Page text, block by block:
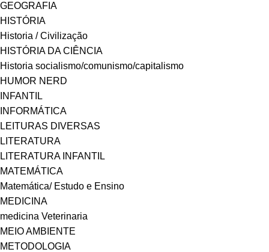
GEOGRAFIA
HISTÓRIA
Historia / Civilização
HISTÓRIA DA CIÊNCIA
Historia socialismo/comunismo/capitalismo
HUMOR NERD
INFANTIL
INFORMÁTICA
LEITURAS DIVERSAS
LITERATURA
LITERATURA INFANTIL
MATEMÁTICA
Matemática/ Estudo e Ensino
MEDICINA
medicina Veterinaria
MEIO AMBIENTE
METODOLOGIA